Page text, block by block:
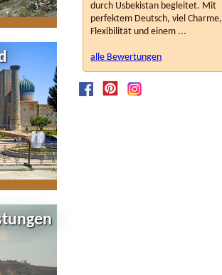
durch Usbekistan begleitet. Mit
perfektem Deutsch, viel Charme,
Flexibilität und einem ...
alle Bewertungen